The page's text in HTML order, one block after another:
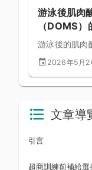
游泳後肌肉
（DOMS
游泳後的肌肉
酸痛（DOMS
泳特異性
2026年5月
文章導
引言
超商訓練前補給選